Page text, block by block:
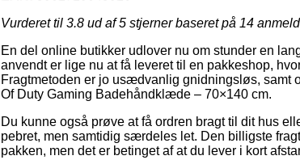
Vurderet til 3.8 ud af 5 stjerner baseret på 14
En del online butikker udlover nu om stunder en
anvendt er lige nu at få leveret til en pakkeshop,
Fragtmetoden er jo usædvanlig gnidningsløs, samt
Of Duty Gaming Badehåndklæde – 70×140 cm.
Du kunne også prøve at få ordren bragt til dit hus
pebret, men samtidig særdeles let. Den billigste
pakken, men det er betinget af at du lever i kort